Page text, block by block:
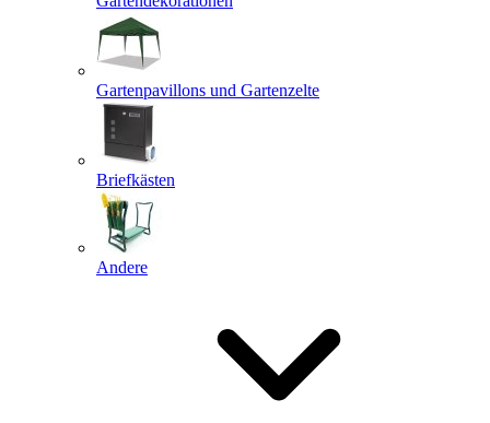
Gartenpavillons und Gartenzelte
Briefkästen
Andere